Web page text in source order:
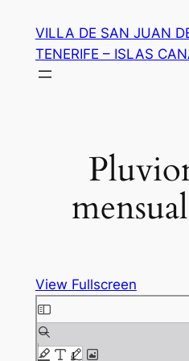
contenido
VILLA DE SAN JUAN
TENERIFE – ISLAS
View Fullscreen
Saltar
al
contenido